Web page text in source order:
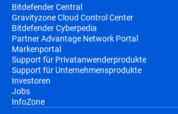
Bitdefender Central
Gravityzone Cloud Control Center
Bitdefender Cyberpedia
Partner Advantage Network Portal
Markenportal
Support für Privatanwenderprodukte
Support für Unternehmensprodukte
Investoren
Jobs
InfoZone